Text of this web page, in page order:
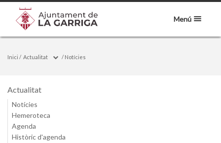
Menú
Inici / Actualitat / Notícies
Actualitat
Notícies
Hemeroteca
Agenda
Històric d'agenda